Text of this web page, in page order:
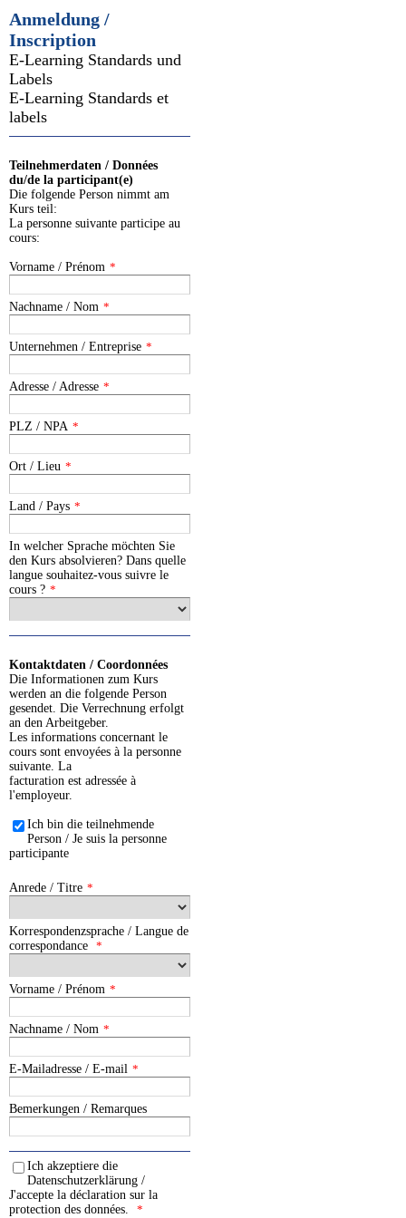
Anmeldung /
Inscription
E-Learning Standards und
Labels
E-Learning Standards et
labels
Teilnehmerdaten / Données
du/de la participant(e)
Die folgende Person nimmt am
Kurs teil:
La personne suivante participe au
cours:
Vorname / Prénom *
Nachname / Nom *
Unternehmen / Entreprise *
Adresse / Adresse *
PLZ / NPA *
Ort / Lieu *
Land / Pays *
In welcher Sprache möchten Sie
den Kurs absolvieren? Dans quelle
langue souhaitez-vous suivre le
cours ? *
Kontaktdaten / Coordonnées
Die Informationen zum Kurs
werden an die folgende Person
gesendet. Die Verrechnung erfolgt
an den Arbeitgeber.
Les informations concernant le
cours sont envoyées à la personne
suivante. La
facturation est adressée à
l'employeur.
Ich bin die teilnehmende
Person / Je suis la personne
participante
Anrede / Titre *
Korrespondenzsprache / Langue de
correspondance *
Vorname / Prénom *
Nachname / Nom *
E-Mailadresse / E-mail *
Bemerkungen / Remarques
Ich akzeptiere die
Datenschutzerklärung /
J'accepte la déclaration sur la
protection des données.
*